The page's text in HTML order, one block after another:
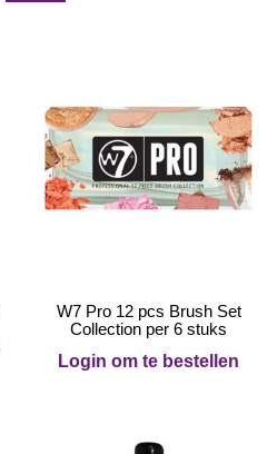
W7 Pro 12 pcs Brush Set
Collection per 6 stuks
Login om te bestellen